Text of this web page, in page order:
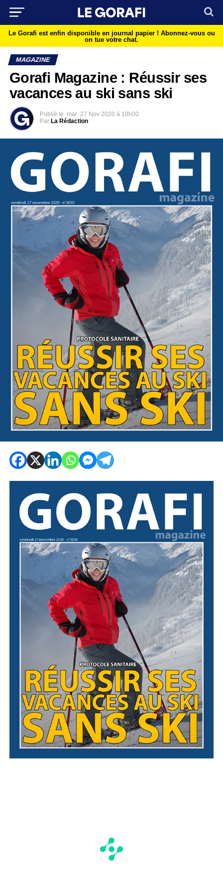
Le Gorafi est enfin disponible en journal papier ! Abonnez-vous ou
on tue votre chat.
MAGAZINE
Gorafi Magazine : Réussir ses
vacances au ski sans ski
Publié le mar 27 Nov 2020 à 10h00
Par La Rédaction